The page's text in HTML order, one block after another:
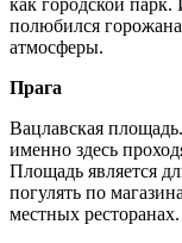
как городской
полюбился
атмосферы.
Прага
Вацлавская
именно здесь
Площадь является
погулять по
местных